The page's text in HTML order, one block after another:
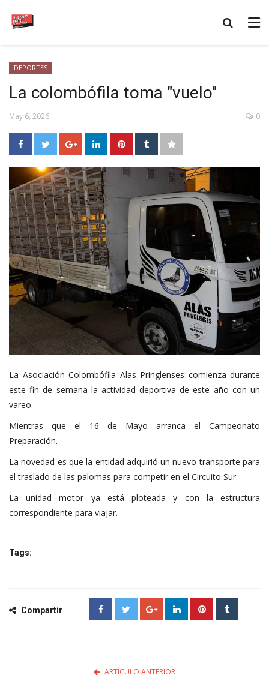
DEPORTES
La colombófila toma "vuelo"
May 6, 2026 0
La Asociación Colombófila Alas Pringlenses comienza durante
este fin de semana la actividad deportiva de este año con un
vareo.
Mientras que el 16 de Mayo arranca el Campeonato
Preparación.
La novedad es que la entidad adquirió un nuevo transporte para
el traslado de las palomas para competir en el Circuito Sur.
La unidad motor ya está ploteada y con la estructura
correspondiente para viajar.
Tags:
Compartir
ARTÍCULO ANTERIOR